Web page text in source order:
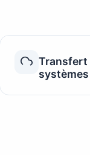
Transfert
systèmes